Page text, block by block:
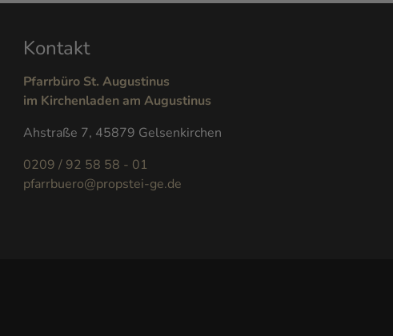
Kontakt
Pfarrbüro St. Augustinus
im Kirchenladen am Augustinus
Ahstraße 7, 45879 Gelsenkirchen
0209 / 92 58 58 - 01
pfarrbuero@propstei-ge.de